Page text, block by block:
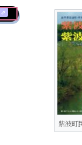
紫波町